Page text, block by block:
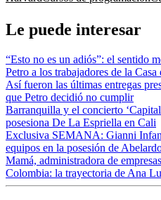
Le puede interesar
“Esto no es un adiós”: el sentido
Petro a los trabajadores de la
Así fueron las últimas entregas
que Petro decidió no cumplir
Barranquilla y el concierto
posesiona De La Espriella en Cali
Exclusiva SEMANA: Gianni
equipos en la posesión de
Mamá, administradora de
Colombia: la trayectoria de Ana